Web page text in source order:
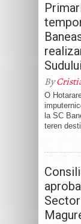
Sudului
By
O
la SC
teren